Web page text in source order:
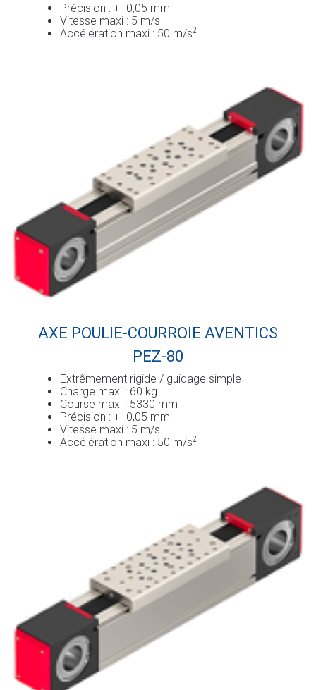
Précision : +- 0,05 mm
Vitesse maxi : 5 m/s
Accélération maxi : 50 m/s2
AXE POULIE-COURROIE AVENTICS
PEZ-80
Extrêmement rigide / guidage simple
Charge maxi : 60 kg
Course maxi : 5330 mm
Précision : +- 0,05 mm
Vitesse maxi : 5 m/s
Accélération maxi : 50 m/s2